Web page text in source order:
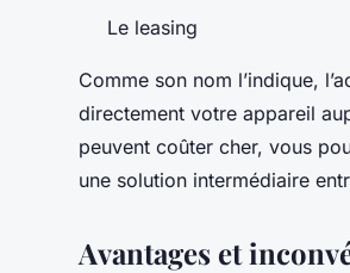
Le leasing
Comme son nom l’indique,
directement votre appareil
peuvent coûter cher, vous
une solution intermédiaire
Avantages et